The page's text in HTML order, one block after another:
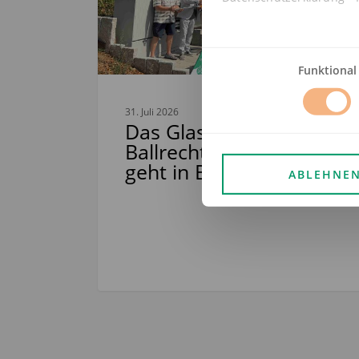
31. Juli 2026
Das Glasfasernetz in
Ballrechten-Dottingen
geht in Betrieb
Funktional
ABLEHNEN